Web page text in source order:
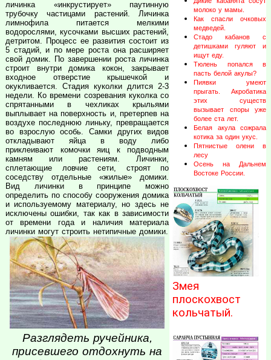
личинка «инкрустирует» паутинную
трубочку частицами растений. Личинка
лимнофила питается мелкими
водорослями, кусочками высших растений,
детритом. Процесс ее развития состоит из
5 стадий, и по мере роста она расширяет
свой домик. По завершении роста личинка
строит внутри домика кокон, закрывает
входное отверстие крышечкой и
окукливается. Стадия куколки длится 2-3
недели. Ко времени созревания куколка со
спрятанными в чехликах крыльями
выплывает на поверхность и, претерпев на
воздухе последнюю линьку, превращается
во взрослую особь. Самки других видов
откладывают яйца в воду либо
приклеивают комочки яиц к подводным
камням или растениям. Личинки,
сплетающие ловчие сети, строят по
соседству отдельные «жилые» домики.
Вид личинки в принципе можно
определить по способу сооружения домика
и используемому материалу, но здесь не
исключены ошибки, так как в зависимости
от времени года и наличия материала
личинки могут строить нетипичные домики.
Разглядеть ручейника,
присевшего отдохнуть на
молоко у мамы.
Как спасли очковых
медведей.
Стадо кабанов с
детишками гуляют и
ищут еду.
Тюлень попался в
пасть белой акулы?
Пиявки умеют
прыгать. Акробатика
этих существ
вызывает споры уже
более ста лет.
Белая акула сожрала
котика за один укус.
Пятнистые олени в
лесу
Осень на Дальнем
Востоке России.
Змея
плоскохвост
кольчатый.